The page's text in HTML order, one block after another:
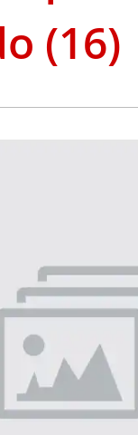
(16)